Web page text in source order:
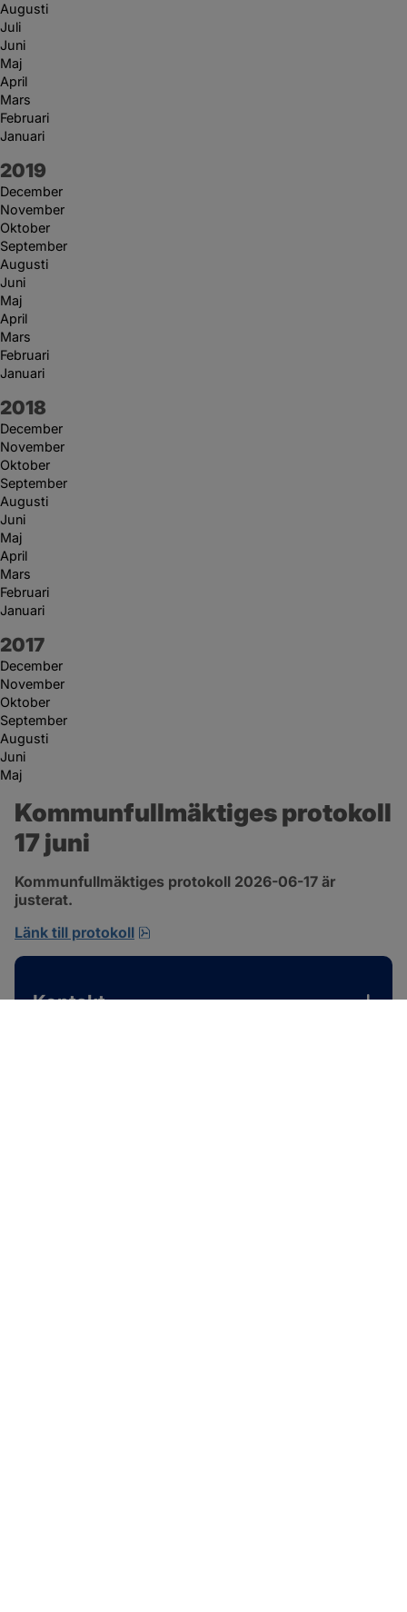
Augusti
Juli
Juni
Maj
April
Mars
Februari
Januari
År:
2019
December
November
Oktober
September
Augusti
Juni
Maj
April
Mars
Februari
Januari
År:
2018
December
November
Oktober
September
Augusti
Juni
Maj
April
Mars
Februari
Januari
År:
2017
December
November
Oktober
September
Augusti
Juni
Maj
Kommunfullmäktiges protokoll
17 juni
Kommunfullmäktiges protokoll 2026-06-17 är
justerat.
Länk till protokoll
Kontakt